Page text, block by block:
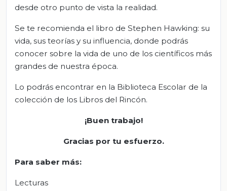
desde otro punto de vista la realidad.
Se te recomienda el libro de Stephen Hawking: su
vida, sus teorías y su influencia, donde podrás
conocer sobre la vida de uno de los científicos más
grandes de nuestra época.
Lo podrás encontrar en la Biblioteca Escolar de la
colección de los Libros del Rincón.
¡Buen trabajo!
Gracias por tu esfuerzo.
Para saber más:
Lecturas